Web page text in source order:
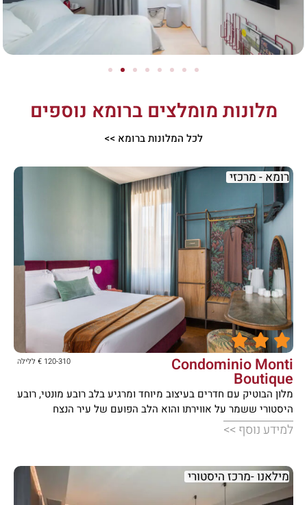
מלונות מומלצים ברומא נוספים
לכל המלונות ברומא >>





Condominio Monti
Boutique
120-310 € ללילה
מלון הבוטיק עם חדרים בעיצוב מיוחד ומרגיע בלב רובע מונטי, רובע
היסטורי ששמר על אווירתו והוא הלב הפועם של עיר הנצח
למידע נוסף >>
רומא - מרכזי
מילאנו -מרכז היסטורי